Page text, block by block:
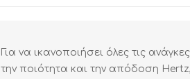
Για να ικανοποιήσει όλες τις
την ποιότητα και την απόδοση